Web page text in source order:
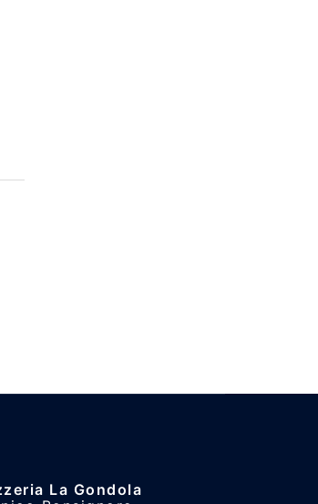
La Gondola